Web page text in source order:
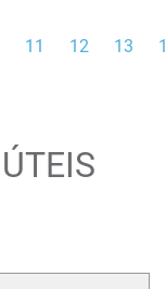
11 12 13
ÚTEIS